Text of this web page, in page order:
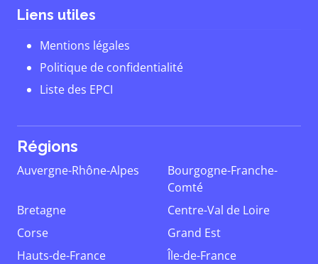
Liens utiles
Mentions légales
Politique de confidentialité
Liste des EPCI
Régions
Auvergne-Rhône-Alpes
Bourgogne-Franche-
Comté
Bretagne
Centre-Val de Loire
Corse
Grand Est
Hauts-de-France
Île-de-France